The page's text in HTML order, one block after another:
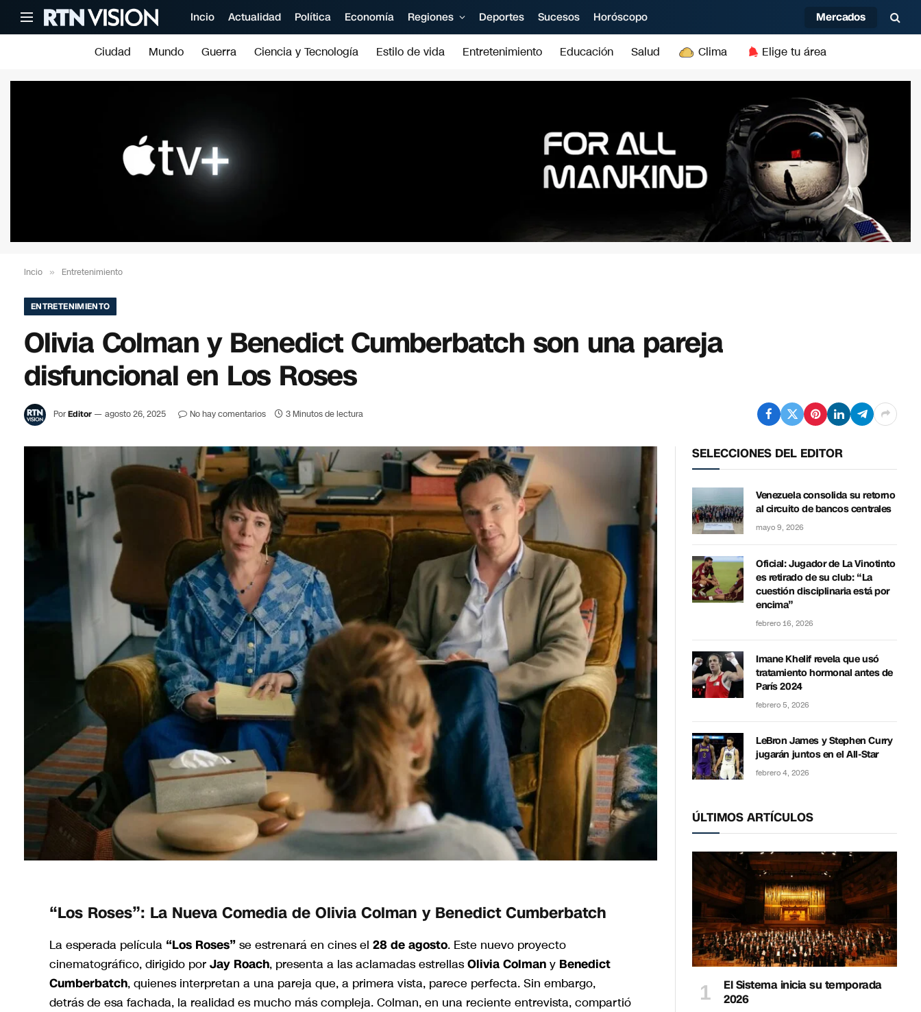
Incio Actualidad Política Economía Regiones Deportes Sucesos Horóscopo Mercados
Ciudad Mundo Guerra Ciencia y Tecnología Estilo de vida Entretenimiento Educación Salud Clima Elige tu área
Incio » Entretenimiento
ENTRETENIMIENTO
Olivia Colman y Benedict Cumberbatch son una pareja
disfuncional en Los Roses
PorEditor agosto 26, 2025 No hay comentarios 3 Minutos de lectura
“Los Roses”: La Nueva Comedia de Olivia Colman y Benedict Cumberbatch
La esperada película “Los Roses” se estrenará en cines el 28 de agosto. Este nuevo proyecto
cinematográfico, dirigido por Jay Roach, presenta a las aclamadas estrellasOlivia Colman y Benedict
Cumberbatch, quienes interpretan a una pareja que, a primera vista, parece perfecta. Sin embargo,
detrás de esa fachada, la realidad es mucho más compleja. Colman, en una reciente entrevista, compartió
SELECCIONES DEL EDITOR
Venezuela consolida su retorno
al circuito de bancos centrales
mayo 9, 2026
Oficial: Jugador de La Vinotinto
es retirado de su club: “La
cuestión disciplinaria está por
encima”
febrero 16, 2026
Imane Khelif revela que usó
tratamiento hormonal antes de
París 2024
febrero 5, 2026
LeBron James y Stephen Curry
jugarán juntos en el All-Star
febrero 4, 2026
ÚLTIMOS ARTÍCULOS
El Sistema inicia su temporada
2026